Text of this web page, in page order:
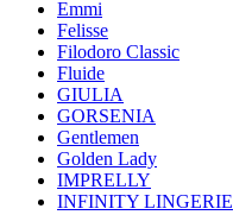
Emmi
Felisse
Filodoro Classic
Fluide
GIULIA
GORSENIA
Gentlemen
Golden Lady
IMPRELLY
INFINITY LINGERIE